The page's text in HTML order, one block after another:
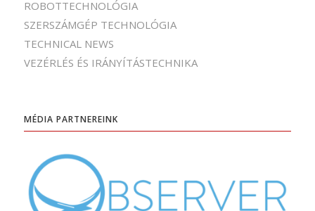
ROBOTTECHNOLÓGIA
SZERSZÁMGÉP TECHNOLÓGIA
TECHNICAL NEWS
VEZÉRLÉS ÉS IRÁNYÍTÁSTECHNIKA
MÉDIA PARTNEREINK